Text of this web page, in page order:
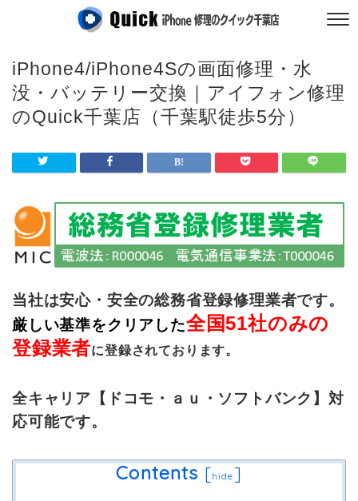
iPhone4/iPhone4Sの画面修理・水
没・バッテリー交換｜アイフォン修理
のQuick千葉店（千葉駅徒歩5分）
当社は安心・安全の総務省登録修理業者です。
厳しい基準をクリアした全国51社のみの
登録業者に登録されております。
全キャリア【ドコモ・ａｕ・ソフトバンク】対
応可能です。
Contents [hide ]